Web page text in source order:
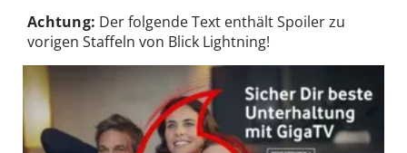
Achtung: Der folgende Text enthält Spoiler zu
vorigen Staffeln von Blick Lightning!